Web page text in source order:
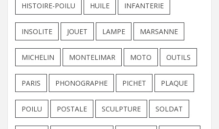
HISTOIRE-POILU HUILE INFANTERIE
INSOLITE JOUET LAMPE MARSANNE
MICHELIN MONTELIMAR MOTO OUTILS
PARIS PHONOGRAPHE PICHET PLAQUE
POILU POSTALE SCULPTURE SOLDAT